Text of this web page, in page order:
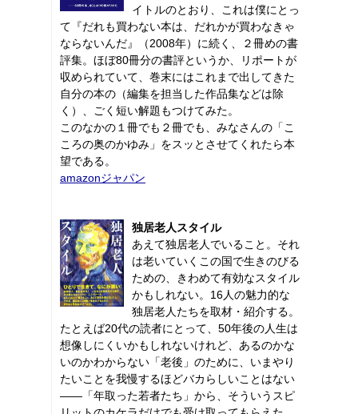
イトルのとおり、これは僕にとっ
て『だれも買わない本は、だれかが買わなきゃ
ならないんだ』（2008年）に続く、２冊めの書
評集。ほぼ80冊分の書評というか、リポートが
収められていて、巻末にはこれまで出してきた
自分の本の（編集を担当した作品集などは除
く）、ごく短い解題もつけてみた。
このなかの１冊でも２冊でも、みなさんの「こ
ころの奥のかゆみ」をスッとさせてくれたら本
望である。
amazonジャパン
独居老人スタイル
あえて独居老人でいること。それ
は老いていくこの国で生きのびる
ための、きわめて有効なスタイル
かもしれない。16人の魅力的な
独居老人たちを取材・紹介する。
たとえば20代の読者にとって、50年後の人生は
想像しにくいかもしれないけれど、あるのかな
いのかわからない「老後」のために、いまやり
たいことを我慢するほどバカらしいことはない
――「年取った若者たち」から、そういうスピ